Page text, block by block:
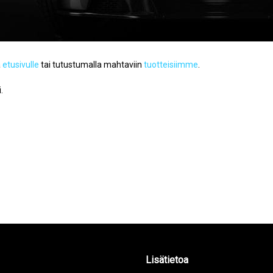
etusivulle tai tutustumalla mahtaviin tuotteisiimme
Lisätietoa